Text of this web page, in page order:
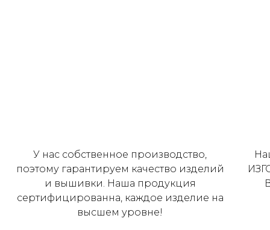
У нас собственное производство,
поэтому гарантируем качество изделий
и вышивки. Наша продукция
сертифицированна, каждое изделие на
высшем уровне!